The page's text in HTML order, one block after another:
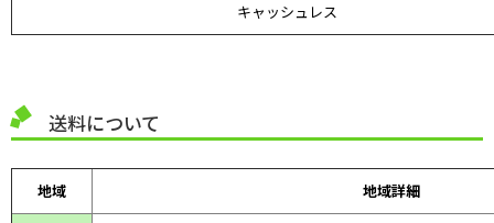
キャッシュレス
送料について
地域 地域詳細